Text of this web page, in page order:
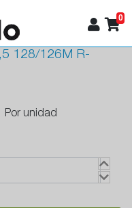
0
128/126M R-
Por unidad